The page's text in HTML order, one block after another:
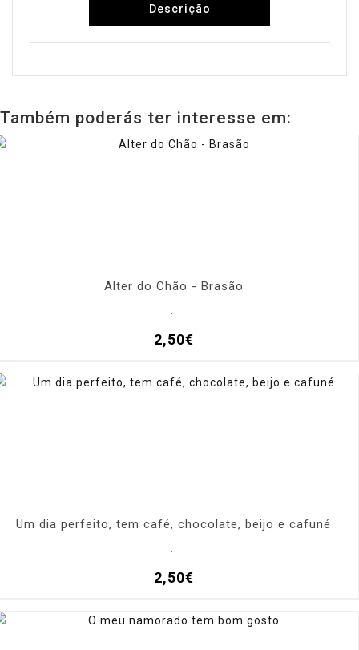
Descrição
Também poderás ter interesse em:
Alter do Chão - Brasão
2,50€
Um dia perfeito, tem café, chocolate, beijo e cafuné
2,50€